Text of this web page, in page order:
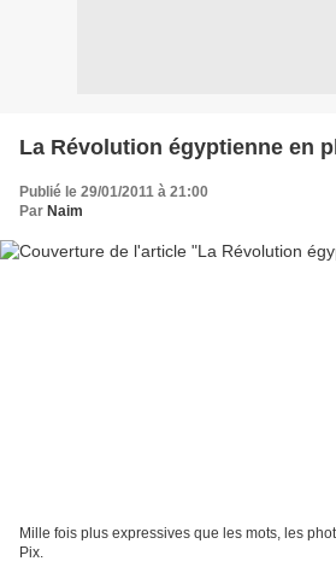
La Révolution égyptienne en
Publié le 29/01/2011 à 21:00
Par Naim
Mille fois plus expressives que les mots, les
Pix.